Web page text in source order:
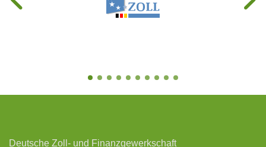
Deutsche Zoll- und Finanzgewerkschaft